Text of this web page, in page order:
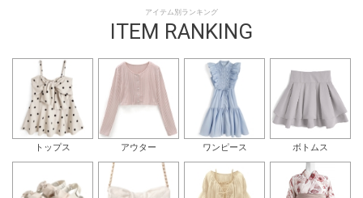
アイテム別ランキング
ITEM RANKING
トップス アウター ワンピース ボトムス